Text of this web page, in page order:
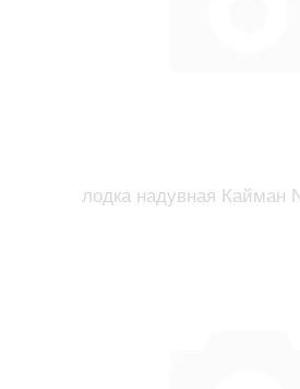
лодка надувная Кайман